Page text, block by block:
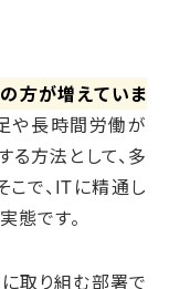
方が増えていま
や長時間労働が
方法として、多
こで、ITに精通し
態です。
取り組む部署で